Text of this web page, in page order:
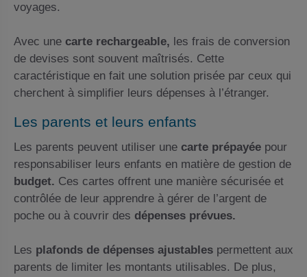
voyages.
Avec une carte rechargeable, les frais de conversion
de devises sont souvent maîtrisés. Cette
caractéristique en fait une solution prisée par ceux qui
cherchent à simplifier leurs dépenses à l’étranger.
Les parents et leurs enfants
Les parents peuvent utiliser une carte prépayéepour
responsabiliser leurs enfants en matière de gestion de
budget. Ces cartes offrent une manière sécurisée et
contrôlée de leur apprendre à gérer de l’argent de
poche ou à couvrir des dépenses prévues.
Les plafonds de dépenses ajustablespermettent aux
parents de limiter les montants utilisables. De plus,